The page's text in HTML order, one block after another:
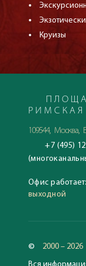
Круизы
РИМСКАЯ
109544, Москва,
+7 (495)
Офис работает:
выходной
© 2000 – 2026